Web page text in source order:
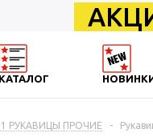
КАТАЛОГ
РУКАВИЦЫ ПРОЧИЕ -